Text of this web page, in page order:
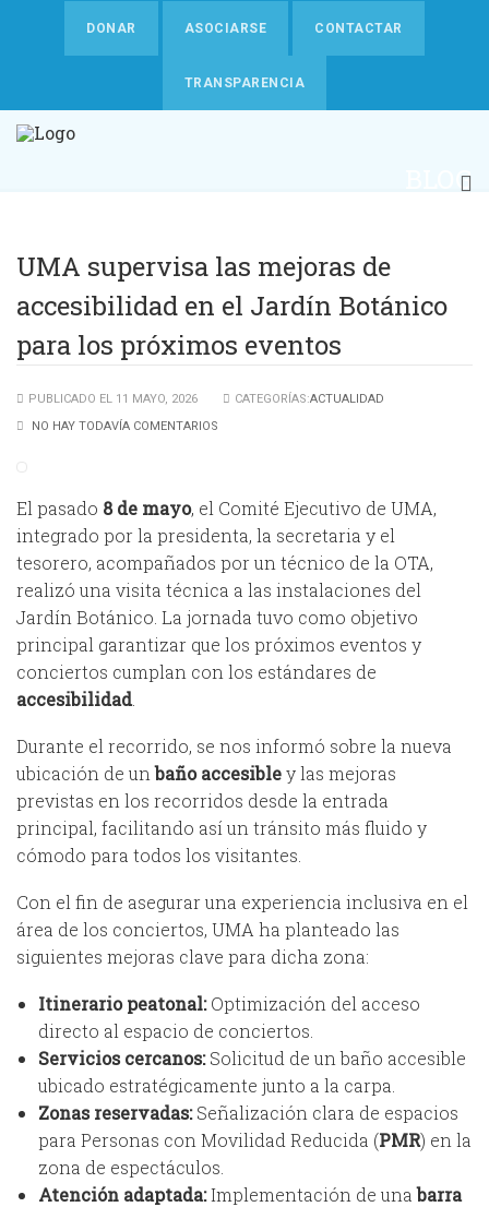
DONAR ASOCIARSE CONTACTAR
TRANSPARENCIA
BLOG
UMA supervisa las mejoras de
accesibilidad en el Jardín Botánico
para los próximos eventos
PUBLICADO EL 11 MAYO, 2026 CATEGORÍAS:ACTUALIDAD
NO HAY TODAVÍA COMENTARIOS
El pasado 8 de mayo, el Comité Ejecutivo de UMA,
integrado por la presidenta, la secretaria y el
tesorero, acompañados por un técnico de la OTA,
realizó una visita técnica a las instalaciones del
Jardín Botánico. La jornada tuvo como objetivo
principal garantizar que los próximos eventos y
conciertos cumplan con los estándares de
accesibilidad.
Durante el recorrido, se nos informó sobre la nueva
ubicación de unbaño accesibley las mejoras
previstas en los recorridos desde la entrada
principal, facilitando así un tránsito más fluido y
cómodo para todos los visitantes.
Con el fin de asegurar una experiencia inclusiva en el
área de los conciertos, UMA ha planteado las
siguientes mejoras clave para dicha zona:
Itinerario peatonal:Optimización del acceso
directo al espacio de conciertos.
Servicios cercanos:Solicitud de un baño accesible
ubicado estratégicamente junto a la carpa.
Zonas reservadas:Señalización clara de espacios
para Personas con Movilidad Reducida (PMR) en la
zona de espectáculos.
Atención adaptada:Implementación de unabarra